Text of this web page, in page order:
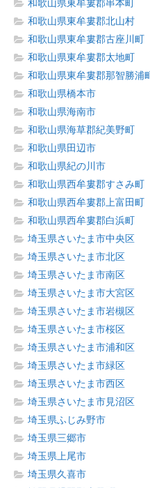
和歌山県東牟婁郡串本町
和歌山県東牟婁郡北山村
和歌山県東牟婁郡古座川町
和歌山県東牟婁郡太地町
和歌山県東牟婁郡那智勝浦町
和歌山県橋本市
和歌山県海南市
和歌山県海草郡紀美野町
和歌山県田辺市
和歌山県紀の川市
和歌山県西牟婁郡すさみ町
和歌山県西牟婁郡上富田町
和歌山県西牟婁郡白浜町
埼玉県さいたま市中央区
埼玉県さいたま市北区
埼玉県さいたま市南区
埼玉県さいたま市大宮区
埼玉県さいたま市岩槻区
埼玉県さいたま市桜区
埼玉県さいたま市浦和区
埼玉県さいたま市緑区
埼玉県さいたま市西区
埼玉県さいたま市見沼区
埼玉県ふじみ野市
埼玉県三郷市
埼玉県上尾市
埼玉県久喜市